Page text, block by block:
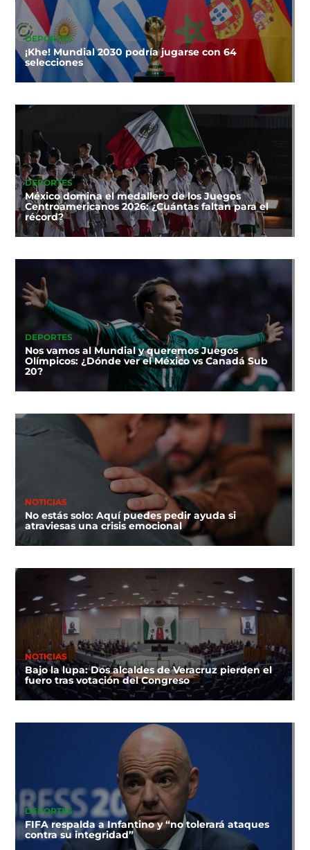
DEPORTES
¡Khe! Mundial 2030 podría jugarse con 64
selecciones
DEPORTES
México domina el medallero de los Juegos
Centroamericanos 2026: ¿Cuántas faltan para el
récord?
DEPORTES
Nos vamos al Mundial y queremos Juegos
Olímpicos: ¿Dónde ver el México vs Canadá Sub
20?
NOTICIAS
No estás solo: Aquí puedes pedir ayuda si
atraviesas una crisis emocional
NOTICIAS
Bajo la lupa: Dos alcaldes de Veracruz pierden el
fuero tras votación del Congreso
DEPORTES
FIFA respalda a Infantino y “no tolerará ataques
contra su integridad”